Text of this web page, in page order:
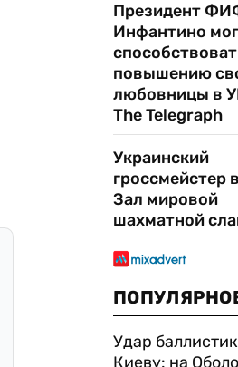
Президент
Инфантино мог
повышению
любовницы в
The Telegraph
Украинский
гроссмейстер
Зал мировой
шахматной
Удар
Киеву: на